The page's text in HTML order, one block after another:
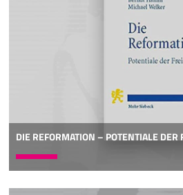
DIE REFORMATION – POTENTIALE DER